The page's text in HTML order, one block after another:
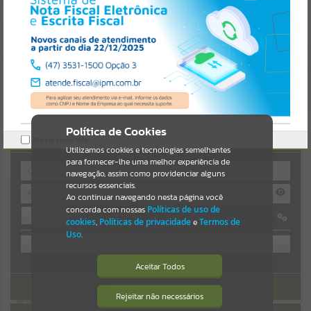
Resultados para""
Portais
Por favor, aguarde...
NOTÍCIAS
Por favor, aguarde...
SUBPORTAIS
Por favor, aguarde...
Por favor, aguarde...
AUTOATENDIMENTO
ACESSAR SEM LOGIN
Política de Cookies
Utilizamos cookies e tecnologias semelhantes
para fornecer-lhe uma melhor experiência de
navegação, assim como providenciar alguns
recursos essenciais.
Ao continuar navegando nesta página você
concorda com nossas Políticas de uso de
cookies, Políticas de privacidadeeTermos de
Uso.
Aceitar Todos
Rejeitar não necessários
Isto significa que diversos recursos
https://guaiba.atende.net/cidadao/pagina/static/bundle/wpo_index_
2_base_l2_portal_editores_sync_c78fd5a8a9d4da1559541548a4ef0d
a6.js?v=7c0fcaaa:47
Verificar Mais Detalhes